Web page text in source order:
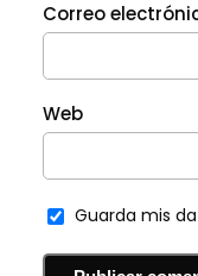
Correo
Web
Guarda mis